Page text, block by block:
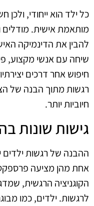
כל ילד הוא ייחודי,
מותאמת אישית. מודלים
להבין את הדינמיקה
שיחה עם אנשי מקצוע,
חיפוש אחר דרכים
רגשות מתוך הבנה של
חיוביות יותר.
גישות שונות
ההבנה של רגשות ילדים
אחת מהן מציעה
הקוגניציה הרגשית,
לרגשות. ילדים, כמו